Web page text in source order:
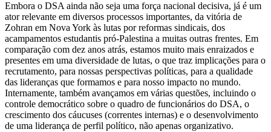
Embora o DSA ainda não seja uma força nacional decisiva, já é um
ator relevante em diversos processos importantes, da vitória de
Zohran em Nova York às lutas por reformas sindicais, dos
acampamentos estudantis pró-Palestina a muitas outras frentes. Em
comparação com dez anos atrás, estamos muito mais enraizados e
presentes em uma diversidade de lutas, o que traz implicações para o
recrutamento, para nossas perspectivas políticas, para a qualidade
das lideranças que formamos e para nosso impacto no mundo.
Internamente, também avançamos em várias questões, incluindo o
controle democrático sobre o quadro de funcionários do DSA, o
crescimento dos cáucuses (correntes internas) e o desenvolvimento
de uma liderança de perfil político, não apenas organizativo.